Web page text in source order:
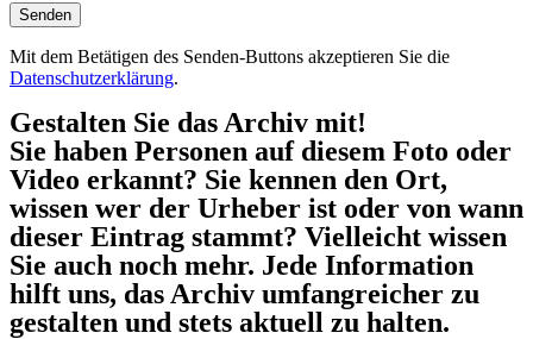
Mit dem Betätigen des Senden-Buttons akzeptieren Sie die
Datenschutzerklärung.
Gestalten Sie das Archiv mit!
Sie haben Personen auf diesem Foto oder
Video erkannt? Sie kennen den Ort,
wissen wer der Urheber ist oder von wann
dieser Eintrag stammt? Vielleicht wissen
Sie auch noch mehr. Jede Information
hilft uns, das Archiv umfangreicher zu
gestalten und stets aktuell zu halten.